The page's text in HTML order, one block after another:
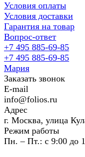
Условия оплаты
Условия доставки
Гарантия на товар
Вопрос-ответ
+7 495 885-69-85
+7 495 885-69-85
Мария
Заказать звонок
E-mail
info@folios.ru
Адрес
г. Москва, улица
Режим работы
Пн. – Пт.: с 9:00 до